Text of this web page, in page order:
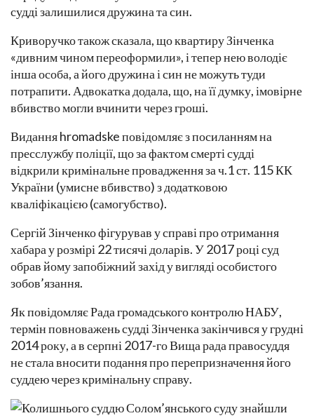
судді залишилися дружина та син.
Криворучко також сказала, що квартиру Зінченка
«дивним чином переоформили», і тепер нею володіє
інша особа, а його дружина і син не можуть туди
потрапити. Адвокатка додала, що, на її думку, імовірне
вбивство могли вчинити через гроші.
Видання hromadske повідомляє з посиланням на
пресслужбу поліції, що за фактом смерті судді
відкрили кримінальне провадження за ч.1 ст. 115 КК
України (умисне вбивство) з додатковою
кваліфікацією (самогубство).
Сергій Зінченко фігурував у справі про отримання
хабара у розмірі 22 тисячі доларів. У 2017 році суд
обрав йому запобіжний захід у вигляді особистого
зобов’язання.
Як повідомляє Рада громадського контролю НАБУ,
термін повноважень судді Зінченка закінчився у грудні
2014 року, а в серпні 2017-го Вища рада правосуддя
не стала вносити подання про перепризначення його
суддею через кримінальну справу.